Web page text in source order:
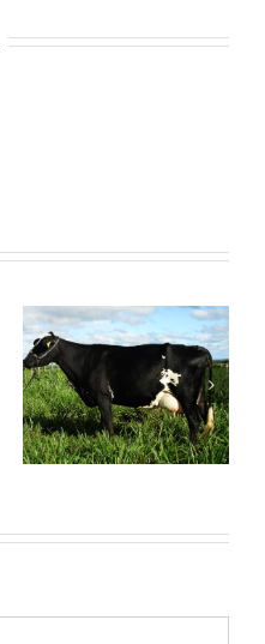
Esquecida Paviljon FZD